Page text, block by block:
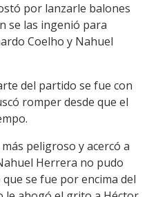
por lanzarle balones
se las ingenió para
Coelho y Nahuel
del partido se fue con
romper desde que el
peligroso y acercó a
Herrera no pudo
se fue por encima del